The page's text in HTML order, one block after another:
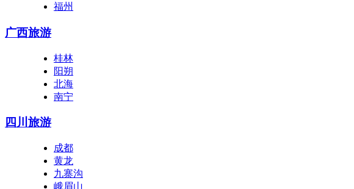
福州
广西旅游
桂林
阳朔
北海
南宁
四川旅游
成都
黄龙
九寨沟
峨眉山